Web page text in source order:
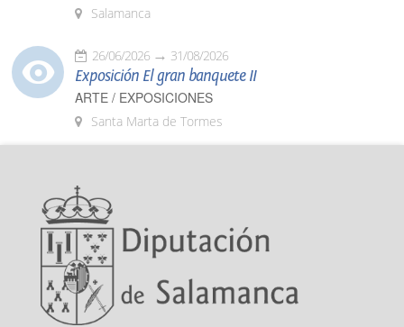
Salamanca
26/06/2026 31/08/2026
Exposición El gran banquete II
ARTE / EXPOSICIONES
Santa Marta de Tormes